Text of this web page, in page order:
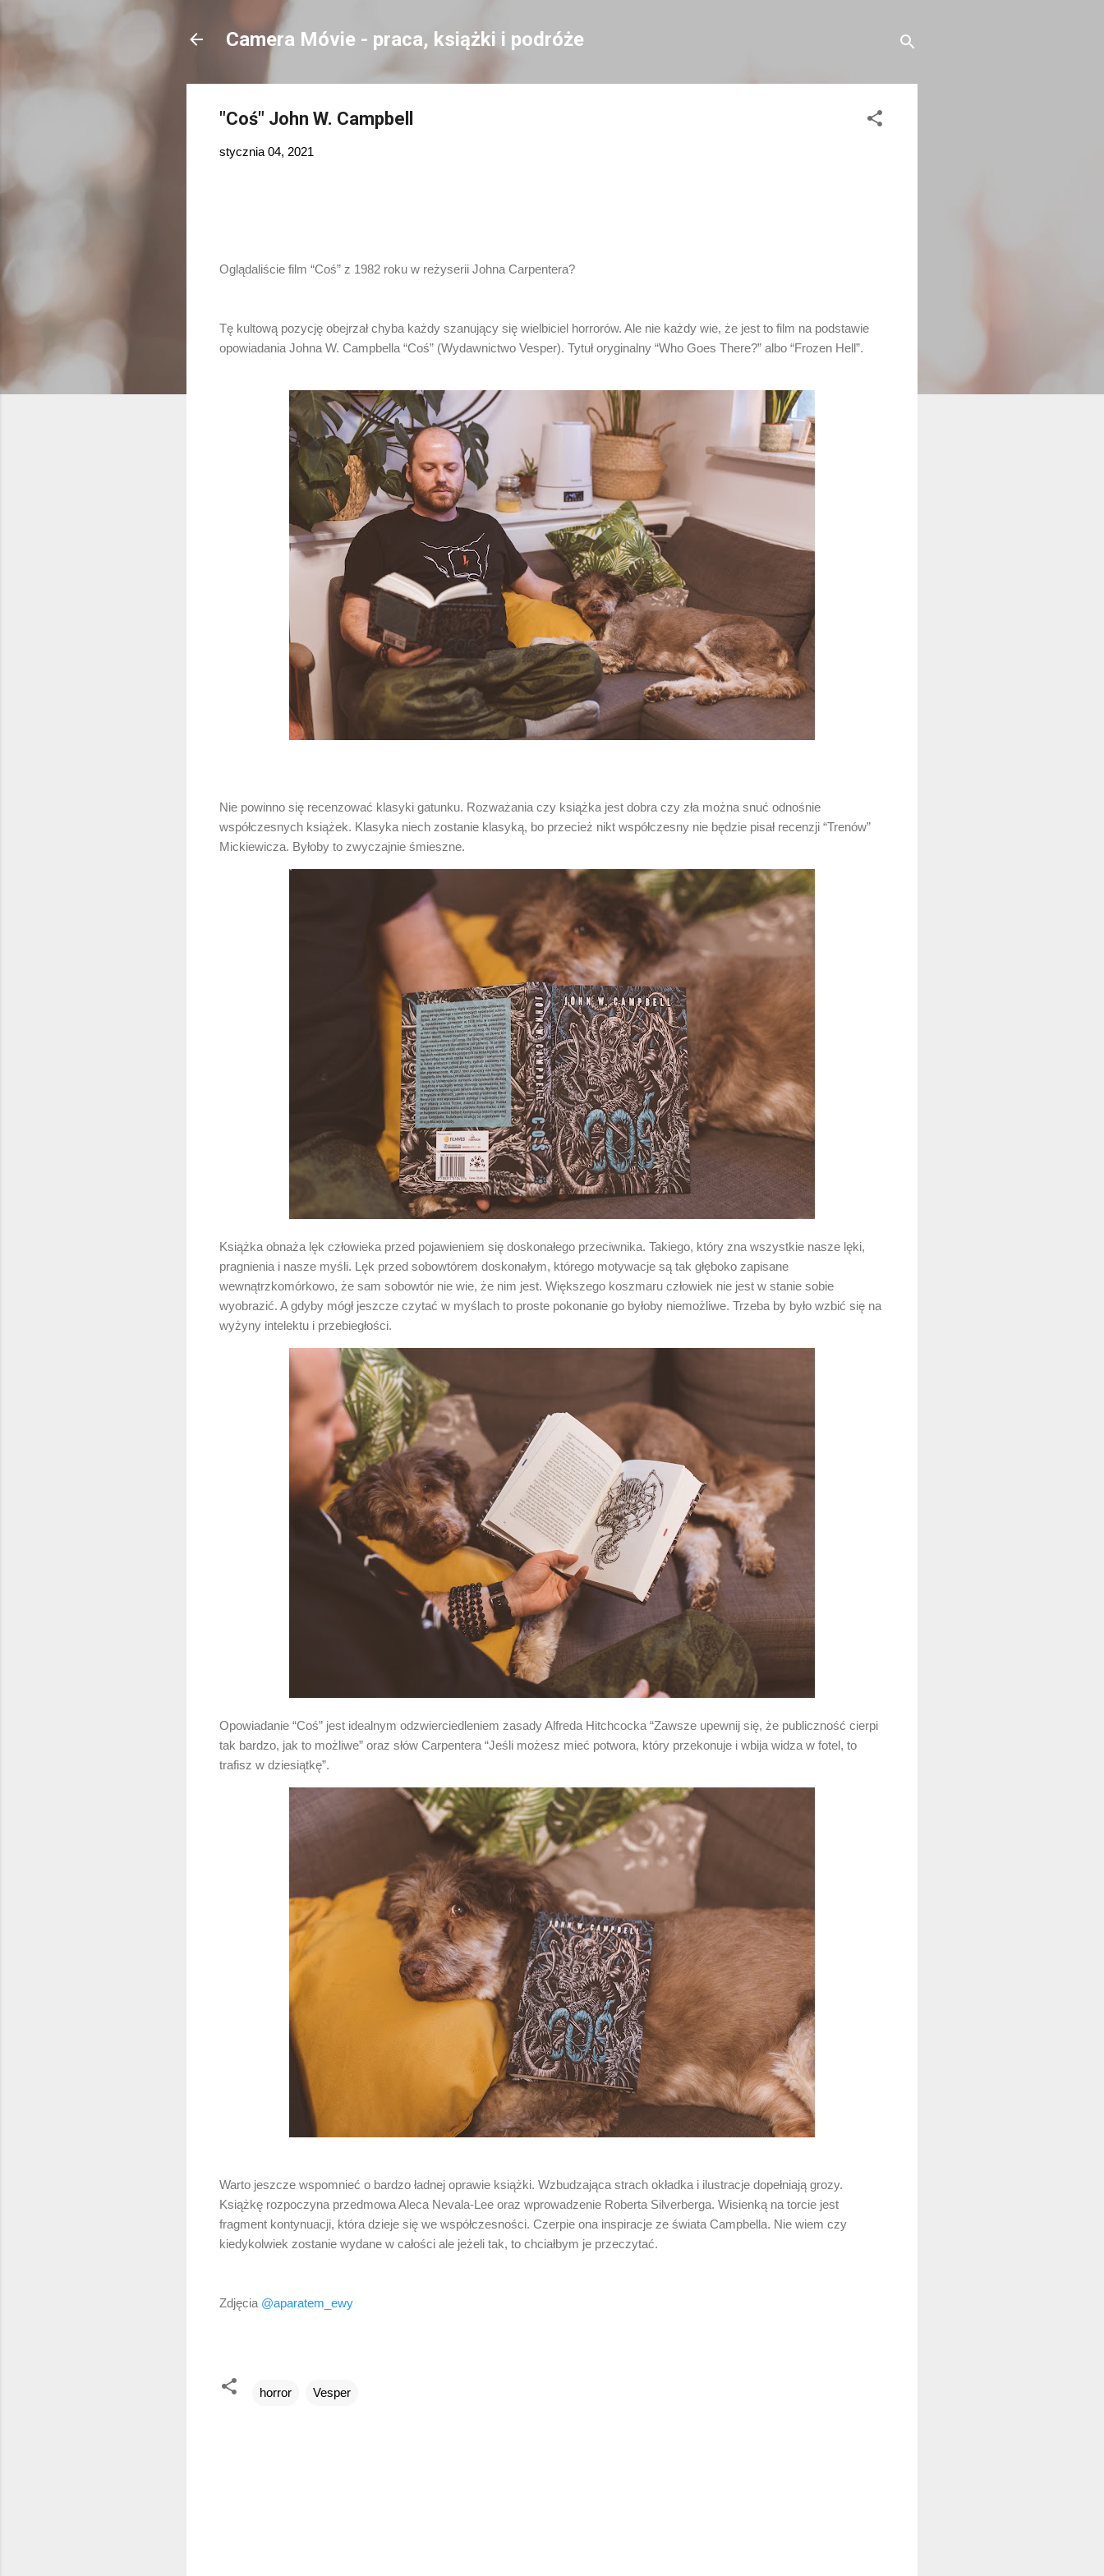
Camera Móvie - praca, książki i podróże
"Coś" John W. Campbell
stycznia 04, 2021
Oglądaliście film “Coś” z 1982 roku w reżyserii Johna Carpentera?
Tę kultową pozycję obejrzał chyba każdy szanujący się wielbiciel horrorów. Ale nie każdy wie, że jest to film na podstawie
opowiadania Johna W. Campbella “Coś” (Wydawnictwo Vesper). Tytuł oryginalny “Who Goes There?” albo “Frozen Hell”.
Nie powinno się recenzować klasyki gatunku. Rozważania czy książka jest dobra czy zła można snuć odnośnie
współczesnych książek. Klasyka niech zostanie klasyką, bo przecież nikt współczesny nie będzie pisał recenzji “Trenów”
Mickiewicza. Byłoby to zwyczajnie śmieszne.
Książka obnaża lęk człowieka przed pojawieniem się doskonałego przeciwnika. Takiego, który zna wszystkie nasze lęki,
pragnienia i nasze myśli. Lęk przed sobowtórem doskonałym, którego motywacje są tak głęboko zapisane
wewnątrzkomórkowo, że sam sobowtór nie wie, że nim jest. Większego koszmaru człowiek nie jest w stanie sobie
wyobrazić. A gdyby mógł jeszcze czytać w myślach to proste pokonanie go byłoby niemożliwe. Trzeba by było wzbić się na
wyżyny intelektu i przebiegłości.
Opowiadanie “Coś” jest idealnym odzwierciedleniem zasady Alfreda Hitchcocka “Zawsze upewnij się, że publiczność cierpi
tak bardzo, jak to możliwe” oraz słów Carpentera “Jeśli możesz mieć potwora, który przekonuje i wbija widza w fotel, to
trafisz w dziesiątkę”.
Warto jeszcze wspomnieć o bardzo ładnej oprawie książki. Wzbudzająca strach okładka i ilustracje dopełniają grozy.
Książkę rozpoczyna przedmowa Aleca Nevala-Lee oraz wprowadzenie Roberta Silverberga. Wisienką na torcie jest
fragment kontynuacji, która dzieje się we współczesności. Czerpie ona inspiracje ze świata Campbella. Nie wiem czy
kiedykolwiek zostanie wydane w całości ale jeżeli tak, to chciałbym je przeczytać.
Zdjęcia @aparatem_ewy
horror Vesper